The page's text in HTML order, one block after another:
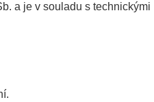
a je v souladu s technickými